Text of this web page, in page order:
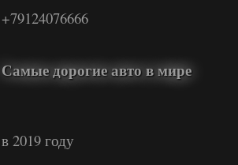
+79124076666
Самые дорогие авто в мире
в 2019 году